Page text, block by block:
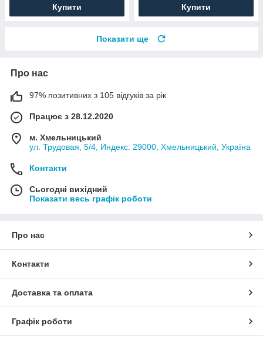
Купити Купити
Показати ще
Про нас
97% позитивних з 105 відгуків за рік
Працює з 28.12.2020
м. Хмельницький
ул. Трудовая, 5/4, Индекс: 29000, Хмельницький, Україна
Контакти
Сьогодні вихідний
Показати весь графік роботи
Про нас
Контакти
Доставка та оплата
Графік роботи